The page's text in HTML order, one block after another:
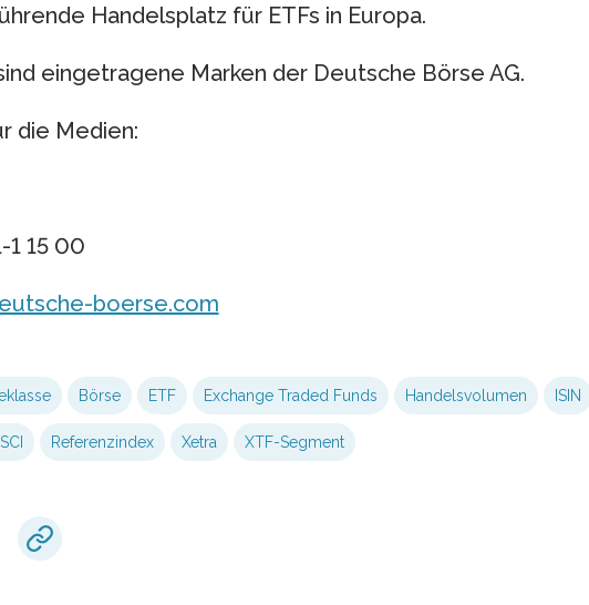
Handelsplatz für ETFs in Europa.
eingetragene Marken der Deutsche Börse AG.
die Medien:
1 15 00
boerse.com
Börse ETF Exchange Traded Funds Handelsvolumen ISIN
Referenzindex Xetra XTF-Segment